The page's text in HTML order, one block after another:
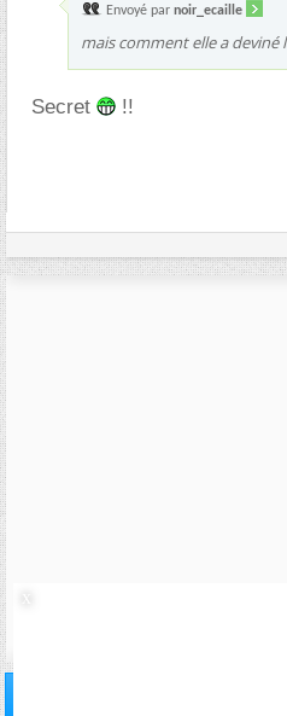
Envoyé par noir_ecaille
mais comment elle a deviné
Secret !!